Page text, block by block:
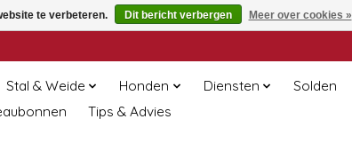
Stal & Weide Honden Diensten
Solden
Tips & Advies
te verbeteren. Dit bericht verbergen Meer over cookies »